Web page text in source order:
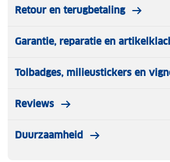
Retour en terugbetaling
Garantie, reparatie en
Tolbadges, milieustickers en
Reviews
Duurzaamheid